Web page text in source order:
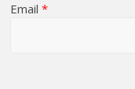
Email*